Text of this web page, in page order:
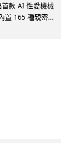
款 AI 性愛機械
置 165 種親密...